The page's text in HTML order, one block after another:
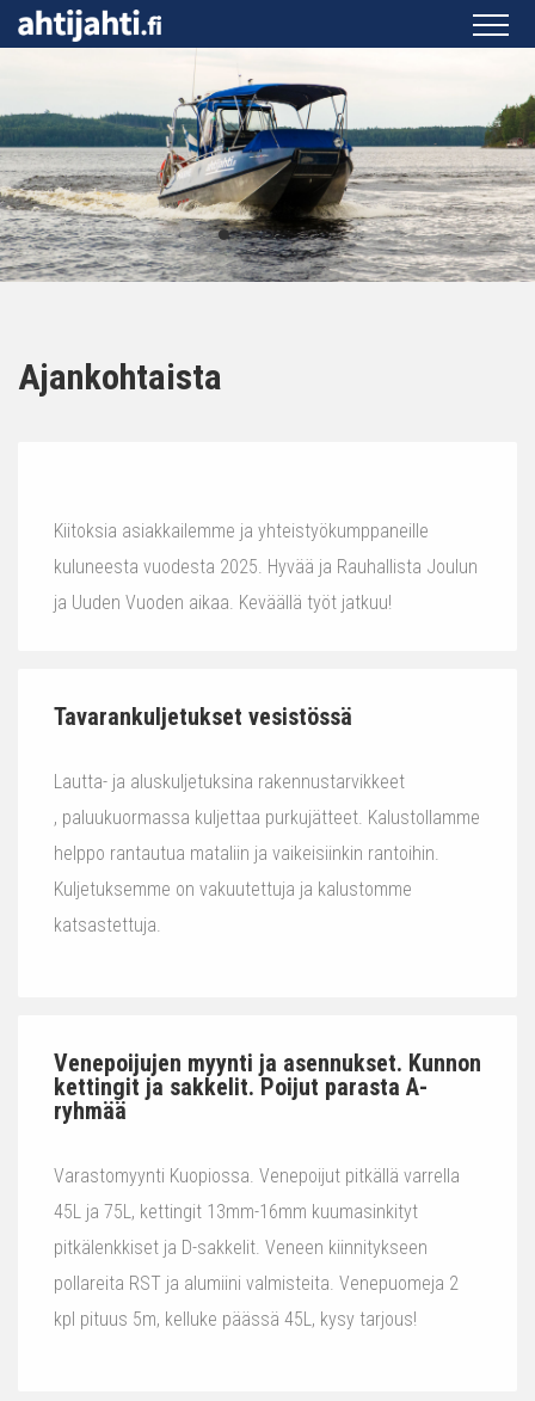
Ajankohtaista
Kiitoksia asiakkailemme ja yhteistyökumppaneille
kuluneesta vuodesta 2025. Hyvää ja Rauhallista Joulun
ja Uuden Vuoden aikaa. Keväällä työt jatkuu!
Tavarankuljetukset vesistössä
Lautta- ja aluskuljetuksina rakennustarvikkeet
, paluukuormassa kuljettaa purkujätteet. Kalustollamme
helppo rantautua mataliin ja vaikeisiinkin rantoihin.
Kuljetuksemme on vakuutettuja ja kalustomme
katsastettuja.
Venepoijujen myynti ja asennukset. Kunnon
kettingit ja sakkelit. Poijut parasta A-
ryhmää
Varastomyynti Kuopiossa. Venepoijut pitkällä varrella
45L ja 75L, kettingit 13mm-16mm kuumasinkityt
pitkälenkkiset ja D-sakkelit. Veneen kiinnitykseen
pollareita RST ja alumiini valmisteita. Venepuomeja 2
kpl pituus 5m, kelluke päässä 45L, kysy tarjous!